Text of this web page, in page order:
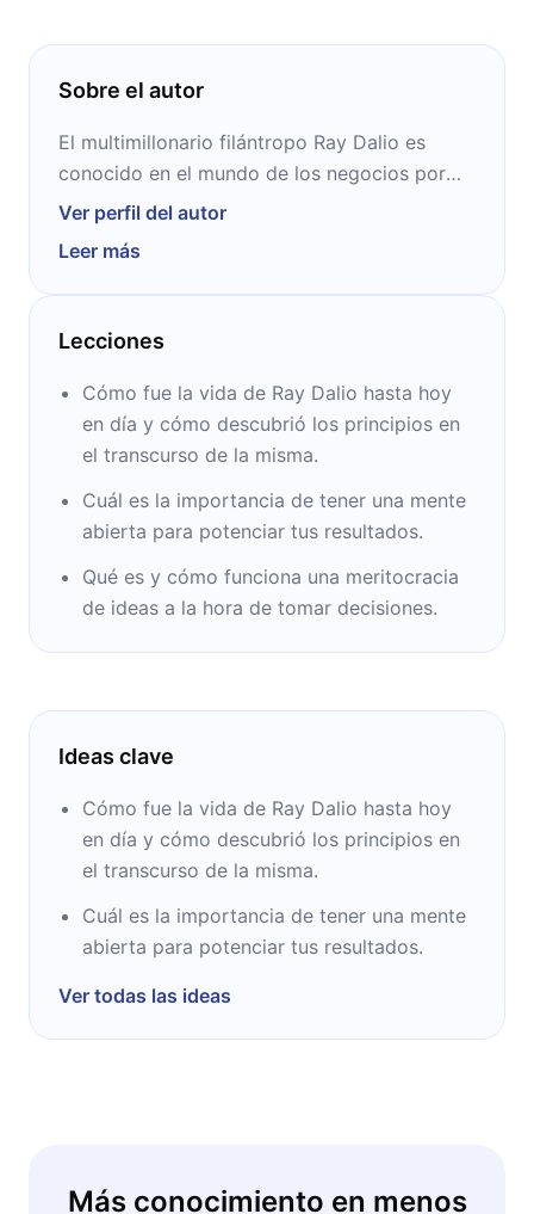
Sobre el autor
El multimillonario filántropo Ray Dalio es
conocido en el mundo de los negocios por
ser una de las caras visibles de la popular
Universidad de Long Island para luego hacer
una especialización en la Escuela de
Negocios de Harvard. Tiene cuatro hijos, uno
Ver perfil del autor
Leer más
Lecciones
Cómo fue la vida de Ray Dalio hasta hoy
en día y cómo descubrió los principios en
el transcurso de la misma.
Cuál es la importancia de tener una mente
abierta para potenciar tus resultados.
Qué es y cómo funciona una meritocracia
de ideas a la hora de tomar decisiones.
Ideas clave
Cómo fue la vida de Ray Dalio hasta hoy
en día y cómo descubrió los principios en
el transcurso de la misma.
Cuál es la importancia de tener una mente
abierta para potenciar tus resultados.
Ver todas las ideas
Más conocimiento en menos